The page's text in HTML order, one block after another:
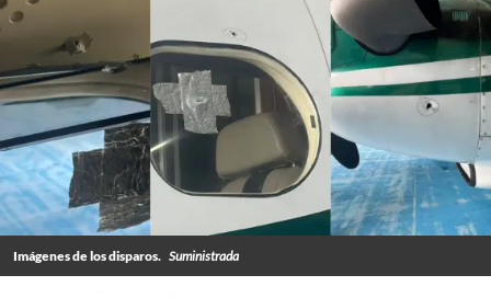
Imágenes de los disparos. Suministrada